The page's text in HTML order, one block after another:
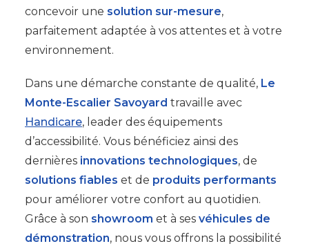
concevoir une solution sur-mesure,
parfaitement adaptée à vos attentes et à votre
environnement.
Dans une démarche constante de qualité, Le
Monte-Escalier Savoyard travaille avec
Handicare, leader des équipements
d’accessibilité. Vous bénéficiez ainsi des
dernières innovations technologiques, de
solutions fiables et de produits performants
pour améliorer votre confort au quotidien.
Grâce à son showroom et à ses véhicules de
démonstration, nous vous offrons la possibilité